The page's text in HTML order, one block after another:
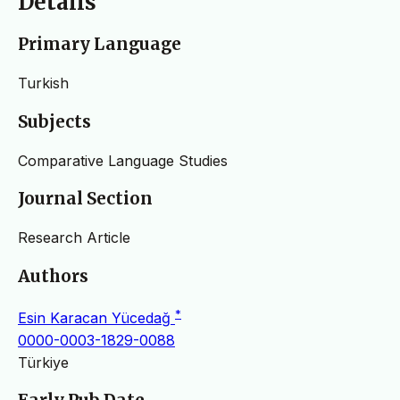
Primary Language
Turkish
Subjects
Comparative Language Studies
Journal Section
Research Article
Authors
Esin Karacan Yücedağ *
0000-0003-1829-0088
Türkiye